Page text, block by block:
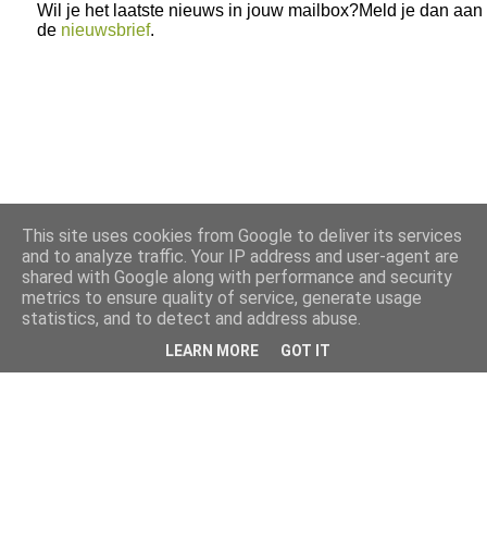
Wil je het laatste nieuws in jouw mailbox?Meld je dan aan
de nieuwsbrief.
This site uses cookies from Google to deliver its services
and to analyze traffic. Your IP address and user-agent are
shared with Google along with performance and security
metrics to ensure quality of service, generate usage
statistics, and to detect and address abuse.
LEARN MORE GOT IT